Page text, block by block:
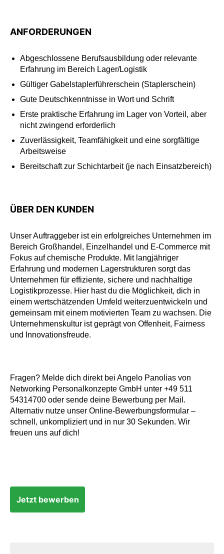
ANFORDERUNGEN
Abgeschlossene Berufsausbildung oder relevante
Erfahrung im Bereich Lager/Logistik
Gültiger Gabelstaplerführerschein (Staplerschein)
Gute Deutschkenntnisse in Wort und Schrift
Erste praktische Erfahrung im Lager von Vorteil, aber
nicht zwingend erforderlich
Zuverlässigkeit, Teamfähigkeit und eine sorgfältige
Arbeitsweise
Bereitschaft zur Schichtarbeit (je nach Einsatzbereich)
ÜBER DEN KUNDEN
Unser Auftraggeber ist ein erfolgreiches Unternehmen im
Bereich Großhandel, Einzelhandel und E-Commerce mit
Fokus auf chemische Produkte. Mit langjähriger
Erfahrung und modernen Lagerstrukturen sorgt das
Unternehmen für effiziente, sichere und nachhaltige
Logistikprozesse. Hier hast du die Möglichkeit, dich in
einem wertschätzenden Umfeld weiterzuentwickeln und
gemeinsam mit einem motivierten Team zu wachsen. Die
Unternehmenskultur ist geprägt von Offenheit, Fairness
und Innovationsfreude.
Fragen? Melde dich direkt bei Angelo Panolias von
Networking Personalkonzepte GmbH unter +49 511
54314700 oder sende deine Bewerbung per Mail.
Alternativ nutze unser Online-Bewerbungsformular –
schnell, unkompliziert und in nur 30 Sekunden. Wir
freuen uns auf dich!
Jetzt bewerben